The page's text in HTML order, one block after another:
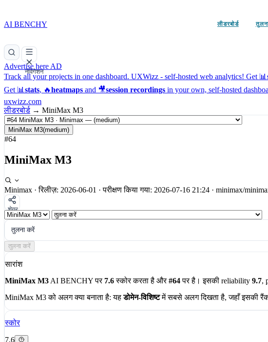
AI BENCHY लीडरबोर्ड
नेविगेशन
Advertise here AD
Track all your projects in one dashboard. UXWizz - self-hosted web analytics! Get 📊
Get 📊 stats, 🔥heatmaps and 🎥session recordings in your own, self-hosted
uxwizz.com
लीडरबोर्ड → MiniMax M3
MiniMax M3(medium)
#64
MiniMax M3
Minimax · रिलीज़: 2026-06-01 · परीक्षण किया गया: 2026-07-16 21:24 · minimax/
शेयर
तुलना करें
तुलना करें
सारांश
MiniMax M3 AI BENCHY पर 7.6स्कोर करता है और#64पर है। इसकी reliability 9.7,
MiniMax M3 को अलग क्या बनाता है: यहडोमेन-विशिष्टमें सबसे अलग दिखता है, जहाँ इसकी
स्कोर
7.6